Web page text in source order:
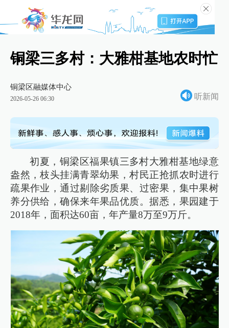
铜梁三多村：大雅柑基地农时忙
铜梁区融媒体中心
2026-05-26 06:30 听新闻
初夏，铜梁区福果镇三多村大雅柑基地绿意
盎然，枝头挂满青翠幼果，村民正抢抓农时进行
疏果作业，通过剔除劣质果、过密果，集中果树
养分供给，确保来年果品优质。据悉，果园建于
2018年，面积达60亩，年产量8万至9万斤。